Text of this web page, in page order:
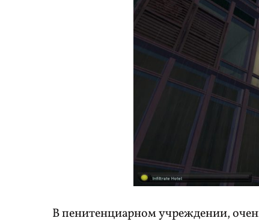
В пенитенциарном учреждении,